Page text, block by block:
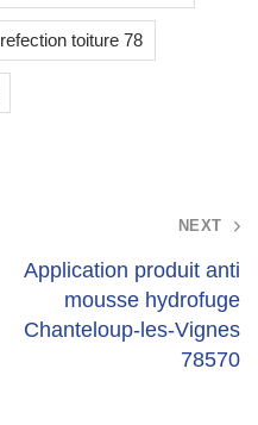
refection toiture 78
NEXT
Application produit anti
mousse hydrofuge
Chanteloup-les-Vignes
78570